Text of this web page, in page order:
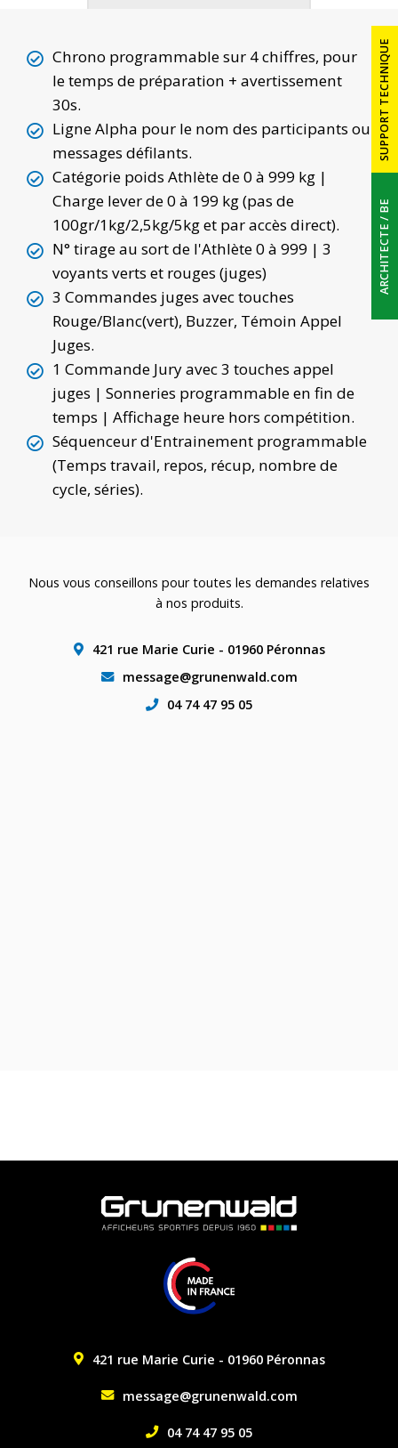
PRÉSENTATION
AFFICHEURS SPORTIFS
ÉCRANS VIDÉO LEDS
RÉFÉRENCES
CONTACT
Chrono programmable sur 4 chiffres, pour
le temps de préparation + avertissement
30s.
Ligne Alpha pour le nom des participants ou
messages défilants.
Catégorie poids Athlète de 0 à 999 kg |
Charge lever de 0 à 199 kg (pas de
100gr/1kg/2,5kg/5kg et par accès direct).
N° tirage au sort de l'Athlète 0 à 999 | 3
voyants verts et rouges (juges)
3 Commandes juges avec touches
Rouge/Blanc(vert), Buzzer, Témoin Appel
Juges.
1 Commande Jury avec 3 touches appel
juges | Sonneries programmable en fin de
temps | Affichage heure hors compétition.
Séquenceur d'Entrainement programmable
(Temps travail, repos, récup, nombre de
cycle, séries).
Nous vous conseillons pour toutes les demandes relatives
à nos produits.
421 rue Marie Curie - 01960 Péronnas
message@grunenwald.com
04 74 47 95 05
421 rue Marie Curie - 01960 Péronnas
message@grunenwald.com
04 74 47 95 05
ARCHITECTE / BE
SUPPORT TECHNIQUE